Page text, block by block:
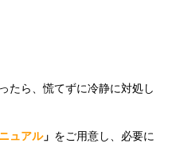
たら、慌てずに冷静に対処し
ュアル」 をご用意し、必要に